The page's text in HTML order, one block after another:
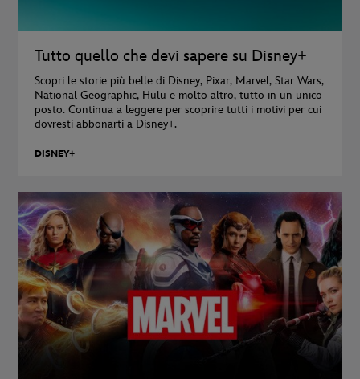
Tutto quello che devi sapere su Disney+
Scopri le storie più belle di Disney, Pixar, Marvel, Star Wars,
National Geographic, Hulu e molto altro, tutto in un unico
posto. Continua a leggere per scoprire tutti i motivi per cui
dovresti abbonarti a Disney+.
DISNEY+